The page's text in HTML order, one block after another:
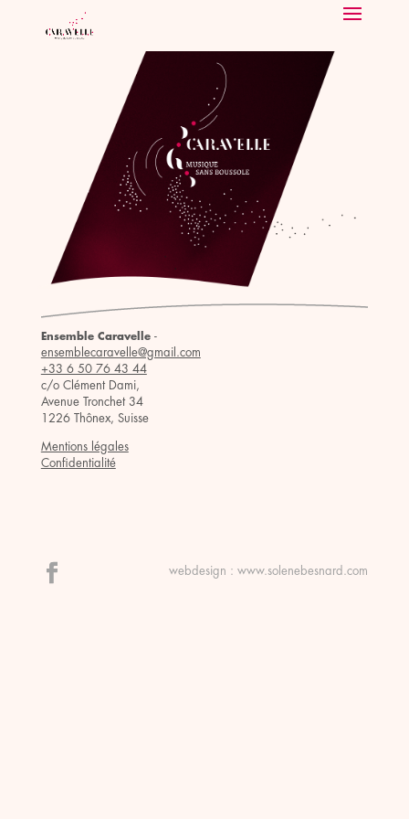
Ensemble Caravelle-
ensemblecaravelle@gmail.com
+33 6 50 76 43 44
c/o Clément Dami,
Avenue Tronchet 34
1226 Thônex, Suisse
Mentions légales
Confidentialité
webdesign :www.solenebesnard.com